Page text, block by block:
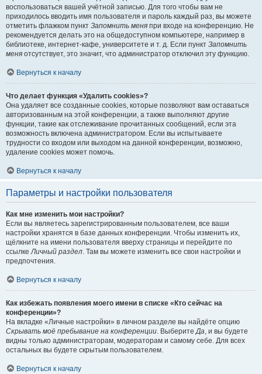
воспользоваться вашей учётной записью. Для того чтобы вам не
приходилось вводить имя пользователя и пароль каждый раз, вы можете
отметить флажком пункт Запомнить меня при входе на конференцию. Не
рекомендуется делать это на общедоступном компьютере, например в
библиотеке, интернет-кафе, университете и т. д. Если пункт Запомнить
меня отсутствует, это значит, что администратор отключил эту функцию.
Вернуться к началу
Что делает функция «Удалить cookies»?
Она удаляет все созданные cookies, которые позволяют вам оставаться
авторизованным на этой конференции, а также выполняют другие
функции, такие как отслеживание прочитанных сообщений, если эта
возможность включена администратором. Если вы испытываете
трудности со входом или выходом на данной конференции, возможно,
удаление cookies может помочь.
Вернуться к началу
Параметры и настройки пользователя
Как мне изменить мои настройки?
Если вы являетесь зарегистрированным пользователем, все ваши
настройки хранятся в базе данных конференции. Чтобы изменить их,
щёлкните на имени пользователя вверху страницы и перейдите по
ссылкеЛичный раздел. Там вы можете изменить все свои настройки и
предпочтения.
Вернуться к началу
Как избежать появления моего имени в списке «Кто сейчас на
конференции»?
На вкладке «Личные настройки» в личном разделе вы найдёте опцию
Скрывать моё пребывание на конференции. ВыберитеДа, и вы будете
видны только администраторам, модераторам и самому себе. Для всех
остальных вы будете скрытым пользователем.
Вернуться к началу